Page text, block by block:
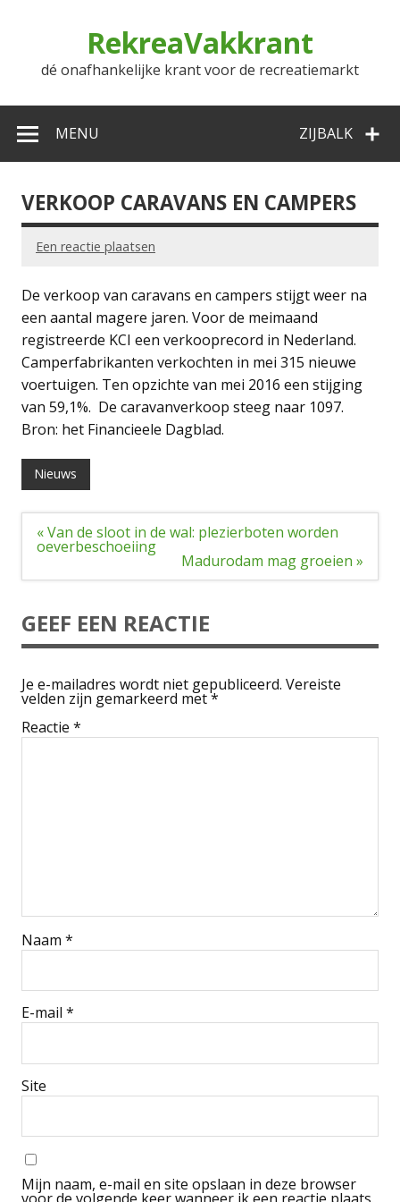
RekreaVakkrant
dé onafhankelijke krant voor de recreatiemarkt
ZIJBALK
MENU
VERKOOP CARAVANS EN CAMPERS
Een reactie plaatsen
De verkoop van caravans en campers stijgt weer na
een aantal magere jaren. Voor de meimaand
registreerde KCI een verkooprecord in Nederland.
Camperfabrikanten verkochten in mei 315 nieuwe
voertuigen. Ten opzichte van mei 2016 een stijging
van 59,1%. De caravanverkoop steeg naar 1097.
Bron: het Financieele Dagblad.
Nieuws
Bericht
navigatie
« Van de sloot in de wal: plezierboten worden
oeverbeschoeiing
Madurodam mag groeien »
GEEF EEN REACTIE
Je e-mailadres wordt niet gepubliceerd. Vereiste
velden zijn gemarkeerd met*
Reactie *
Naam *
E-mail *
Site
Mijn naam, e-mail en site opslaan in deze browser